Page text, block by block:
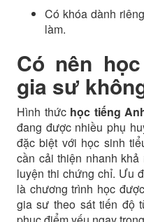
Có khóa dành
làm.
Có nên
gia sư
Hình thức học tiếng
đang được nhiều phụ
đặc biệt với học sinh
cần cải thiện nhanh
luyện thi chứng chỉ. Ưu
là chương trình học
gia sư theo sát tiến độ